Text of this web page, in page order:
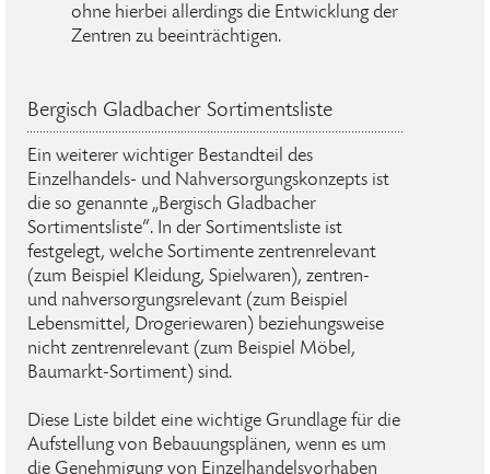
ohne hierbei allerdings die Entwicklung der
Zentren zu beeinträchtigen.
Bergisch Gladbacher Sortimentsliste
Ein weiterer wichtiger Bestandteil des
Einzelhandels- und Nahversorgungskonzepts ist
die so genannte „Bergisch Gladbacher
Sortimentsliste“. In der Sortimentsliste ist
festgelegt, welche Sortimente zentrenrelevant
(zum Beispiel Kleidung, Spielwaren), zentren-
und nahversorgungsrelevant (zum Beispiel
Lebensmittel, Drogeriewaren) beziehungsweise
nicht zentrenrelevant (zum Beispiel Möbel,
Baumarkt-Sortiment) sind.
Diese Liste bildet eine wichtige Grundlage für die
Aufstellung von Bebauungsplänen, wenn es um
die Genehmigung von Einzelhandelsvorhaben